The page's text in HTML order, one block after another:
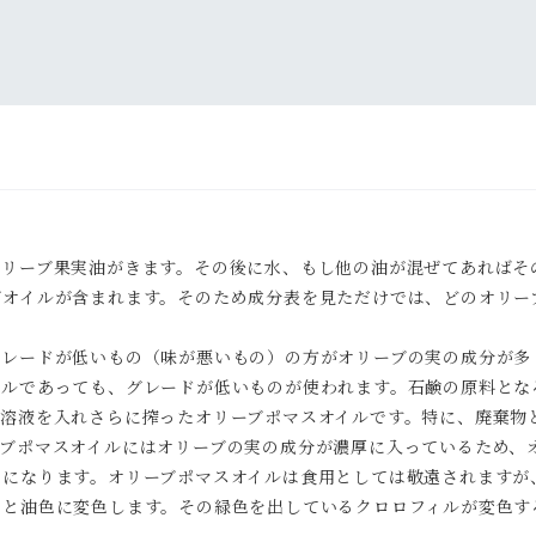
ブ果実油がきます。その後に水、もし他の油が混ぜてあれば
イルが含まれます。そのため成分表を見ただけでは、どのオリ
ドが低いもの（味が悪いもの）の方がオリーブの実の成分が
であっても、グレードが低いものが使われます。石鹸の原料と
液を入れさらに搾ったオリーブポマスオイルです。特に、廃棄
ポマスオイルにはオリーブの実の成分が濃厚に入っているため
なります。オリーブポマスオイルは食用としては敬遠されます
油色に変色します。その緑色を出しているクロロフィルが変色